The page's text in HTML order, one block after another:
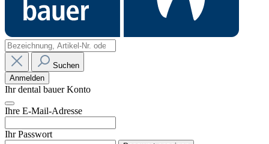
Suchen
Anmelden
Ihr dental bauer Konto
Ihre E-Mail-Adresse
Ihr Passwort